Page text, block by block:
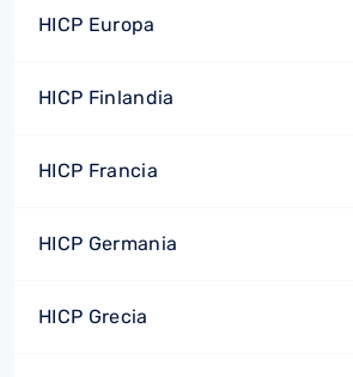
HICP Europa
HICP Finlandia
HICP Francia
HICP Germania
HICP Grecia